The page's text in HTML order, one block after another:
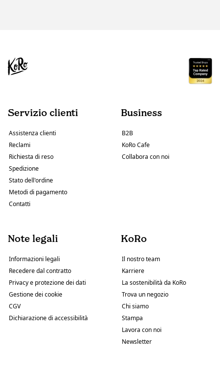
Servizio clienti
Assistenza clienti
Reclami
Richiesta di reso
Spedizione
Stato dell'ordine
Metodi di pagamento
Contatti
Business
B2B
KoRo Cafe
Collabora con noi
Note legali
Informazioni legali
Recedere dal contratto
Privacy e protezione dei dati
Gestione dei cookie
CGV
Dichiarazione di accessibilità
KoRo
Il nostro team
Karriere
La sostenibilità da KoRo
Trova un negozio
Chi siamo
Stampa
Lavora con noi
Newsletter